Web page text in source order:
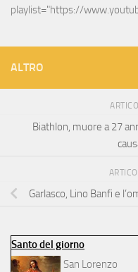
playlist="https://
ALTRO
Biathlon, muore a 27
Garlasco, Lino Banfi e
Santo del giorno
San Lorenzo